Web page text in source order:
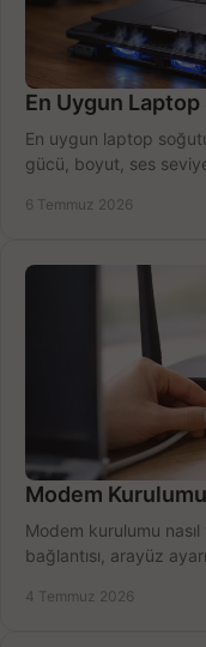
En Uygun
En uygun laptop
gücü, boyut, ses
6 Temmuz 2026
Modem Kurulumu
Modem kurulumu nasıl
bağlantısı, arayüz
4 Temmuz 2026